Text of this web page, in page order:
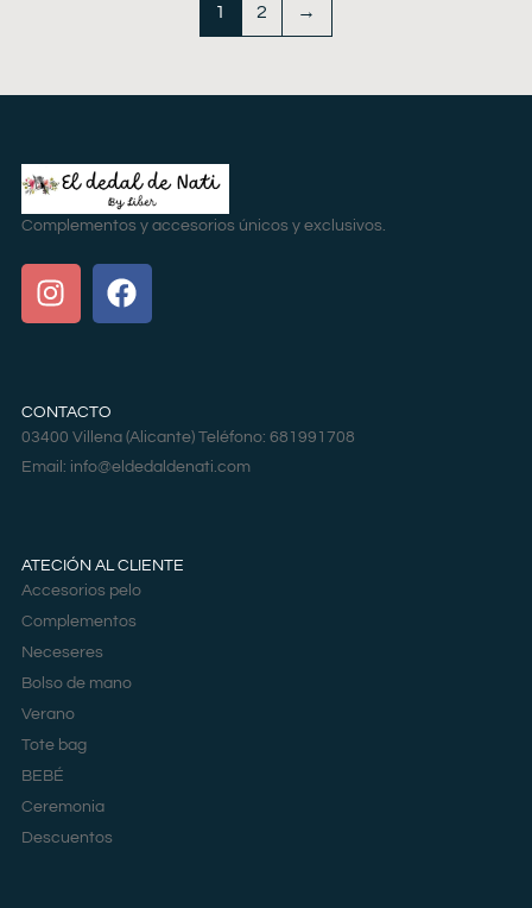
1 2 →
Complementos y accesorios únicos y exclusivos.
CONTACTO
03400 Villena (Alicante) Teléfono: 681991708
Email: info@eldedaldenati.com
ATECIÓN AL CLIENTE
Accesorios pelo
Complementos
Neceseres
Bolso de mano
Verano
Tote bag
BEBÉ
Ceremonia
Descuentos